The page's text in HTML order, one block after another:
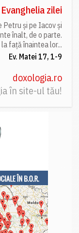
Evanghelia zilei
Petru și pe Iacov și
înalt, de o parte.
față înaintea lor...
Ev. Matei 17, 1-9
doxologia.ro
în site-ul tău!